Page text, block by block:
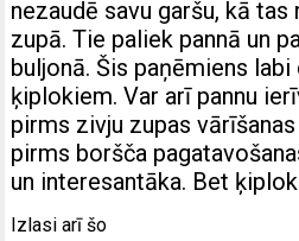
nezaudē savu garšu, kā
zupā. Tie paliek pannā un
buljonā. Šis paņēmiens
ķiplokiem. Var arī pannu
pirms zivju zupas
pirms boršča
un interesantāka. Bet
Izlasi arī šo